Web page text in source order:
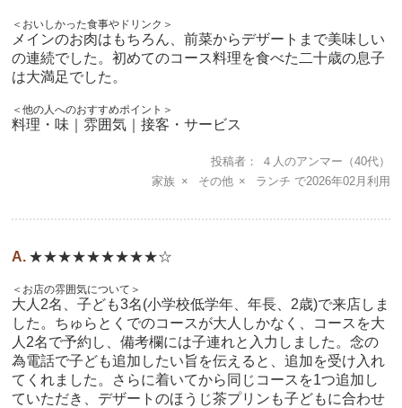
＜おいしかった食事やドリンク＞
メインのお肉はもちろん、前菜からデザートまで美味しい
の連続でした。初めてのコース料理を食べた二十歳の息子
は大満足でした。
＜他の人へのおすすめポイント＞
料理・味｜雰囲気｜接客・サービス
投稿者 ４人のアンマー （40代）
家族
その他 ランチ 2026年02月
★★★★★★★★★☆
＜お店の雰囲気について＞
大人2名、子ども3名(小学校低学年、年長、2歳)で来店しま
した。ちゅらとくでのコースが大人しかなく、コースを大
人2名で予約し、備考欄には子連れと入力しました。念の
為電話で子ども追加したい旨を伝えると、追加を受け入れ
てくれました。さらに着いてから同じコースを1つ追加し
ていただき、デザートのほうじ茶プリンも子どもに合わせ